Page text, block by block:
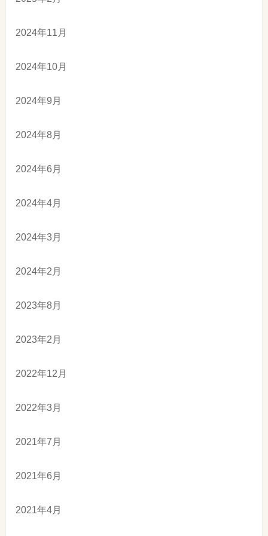
2024年11月
2024年10月
2024年9月
2024年8月
2024年6月
2024年4月
2024年3月
2024年2月
2023年8月
2023年2月
2022年12月
2022年3月
2021年7月
2021年6月
2021年4月